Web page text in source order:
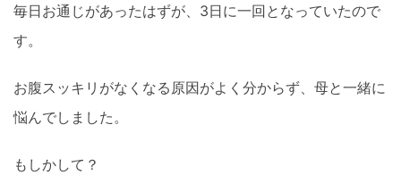
毎日お通じがあったはずが、3日に一回となっていたので
す。
お腹スッキリがなくなる原因がよく分からず、母と一緒に
悩んでしました。
もしかして？